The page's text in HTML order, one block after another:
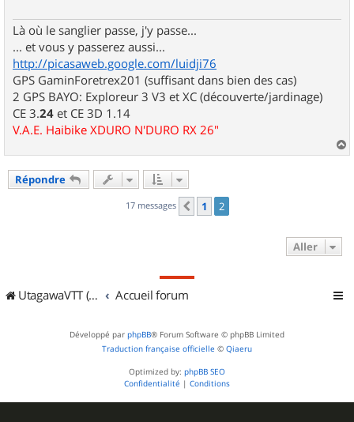
Là où le sanglier passe, j'y passe...
... et vous y passerez aussi...
http://picasaweb.google.com/luidji76
GPS GaminForetrex201 (suffisant dans bien des cas)
2 GPS BAYO: Exploreur 3 V3 et XC (découverte/jardinage)
CE 3.24 et CE 3D 1.14
V.A.E. Haibike XDURO N'DURO RX 26"
a
Répondre
17 messages Précédent
1 2
Aller
UtagawaVTT (Randos VTT et VTTAE avec traces GPS) Accueil forum
Développé par phpBB® Forum Software © phpBB Limited
Traduction française officielle © Qiaeru
Optimized by: phpBB SEO
Confidentialité | Conditions